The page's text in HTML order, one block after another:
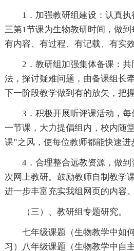
1．加强教研组建设：认真
三第1节课为生物教研时间，做到
有内容、有过程、有记载、有实效
2．教研组加强集体备课：
法，探讨疑难问题，由备课组长
下一阶段教学做到有的放矢，把
3．积极开展听评课活动，
一节课，大力提倡组内，校内随
课”之风，使每位教师都能快速进
4．合理整合远教资源，做
次网上教研。鼓励教师自制教学
进一步丰富充实我组网页的内容。
（三）、教研组专题研究。
七年级课题（生物教学中如
习）八年级课题（生物教学中自